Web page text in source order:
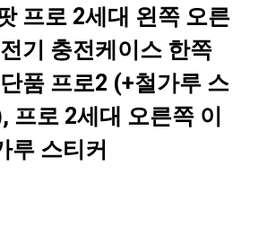
프로 2세대 왼쪽 오른
기 충전케이스 한쪽
품 프로2 (+철가루 스
프로 2세대 오른쪽 이
루 스티커